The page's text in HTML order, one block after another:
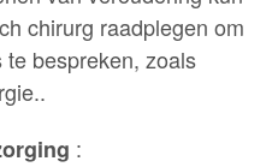
chirurg raadplegen om
te bespreken, zoals
: